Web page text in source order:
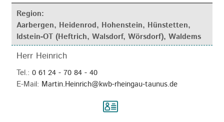
Region:
Aarbergen, Heidenrod, Hohenstein, Hünstetten,
Idstein-OT (Heftrich, Walsdorf, Wörsdorf), Waldems
Herr Heinrich
Tel.: 0 61 24 - 70 84 - 40
E-Mail: Martin.Heinrich@kwb-rheingau-taunus.de